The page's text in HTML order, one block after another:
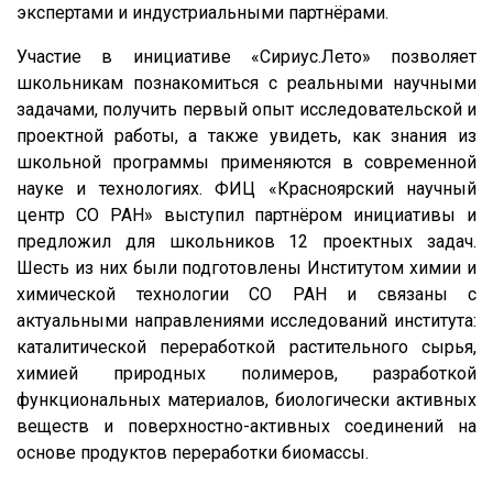
экспертами и индустриальными партнёрами.
Участие в инициативе «Сириус.Лето» позволяет
школьникам познакомиться с реальными научными
задачами, получить первый опыт исследовательской и
проектной работы, а также увидеть, как знания из
школьной программы применяются в современной
науке и технологиях. ФИЦ «Красноярский научный
центр СО РАН» выступил партнёром инициативы и
предложил для школьников 12 проектных задач.
Шесть из них были подготовлены Институтом химии и
химической технологии СО РАН и связаны с
актуальными направлениями исследований института:
каталитической переработкой растительного сырья,
химией природных полимеров, разработкой
функциональных материалов, биологически активных
веществ и поверхностно-активных соединений на
основе продуктов переработки биомассы.